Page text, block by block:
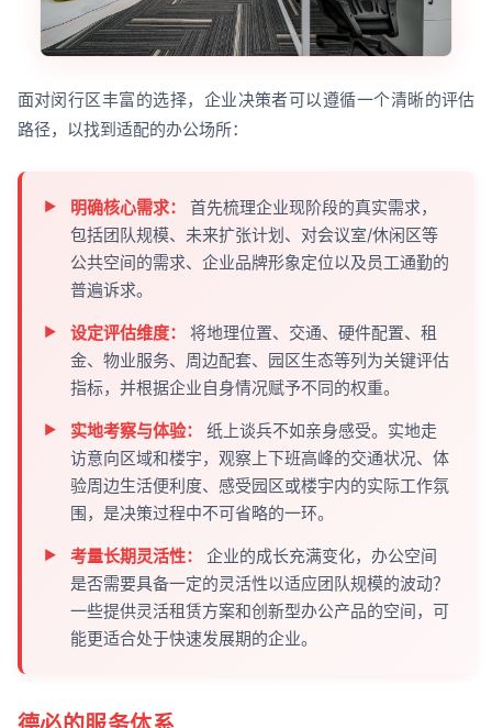
面对闵行区丰富的选择，企业决策者可以遵循一个清晰的评估
路径，以找到适配的办公场所：
明确核心需求：
首先梳理企业现阶段的真实需求，
包括团队规模、未来扩张计划、对会议室/休闲区等
公共空间的需求、企业品牌形象定位以及员工通勤的
普遍诉求。
设定评估维度：
将地理位置、交通、硬件配置、租
金、物业服务、周边配套、园区生态等列为关键评估
指标，并根据企业自身情况赋予不同的权重。
实地考察与体验：
纸上谈兵不如亲身感受。实地走
访意向区域和楼宇，观察上下班高峰的交通状况、体
验周边生活便利度、感受园区或楼宇内的实际工作氛
围，是决策过程中不可省略的一环。
考量长期灵活性：
企业的成长充满变化，办公空间
是否需要具备一定的灵活性以适应团队规模的波动？
一些提供灵活租赁方案和创新型办公产品的空间，可
能更适合处于快速发展期的企业。